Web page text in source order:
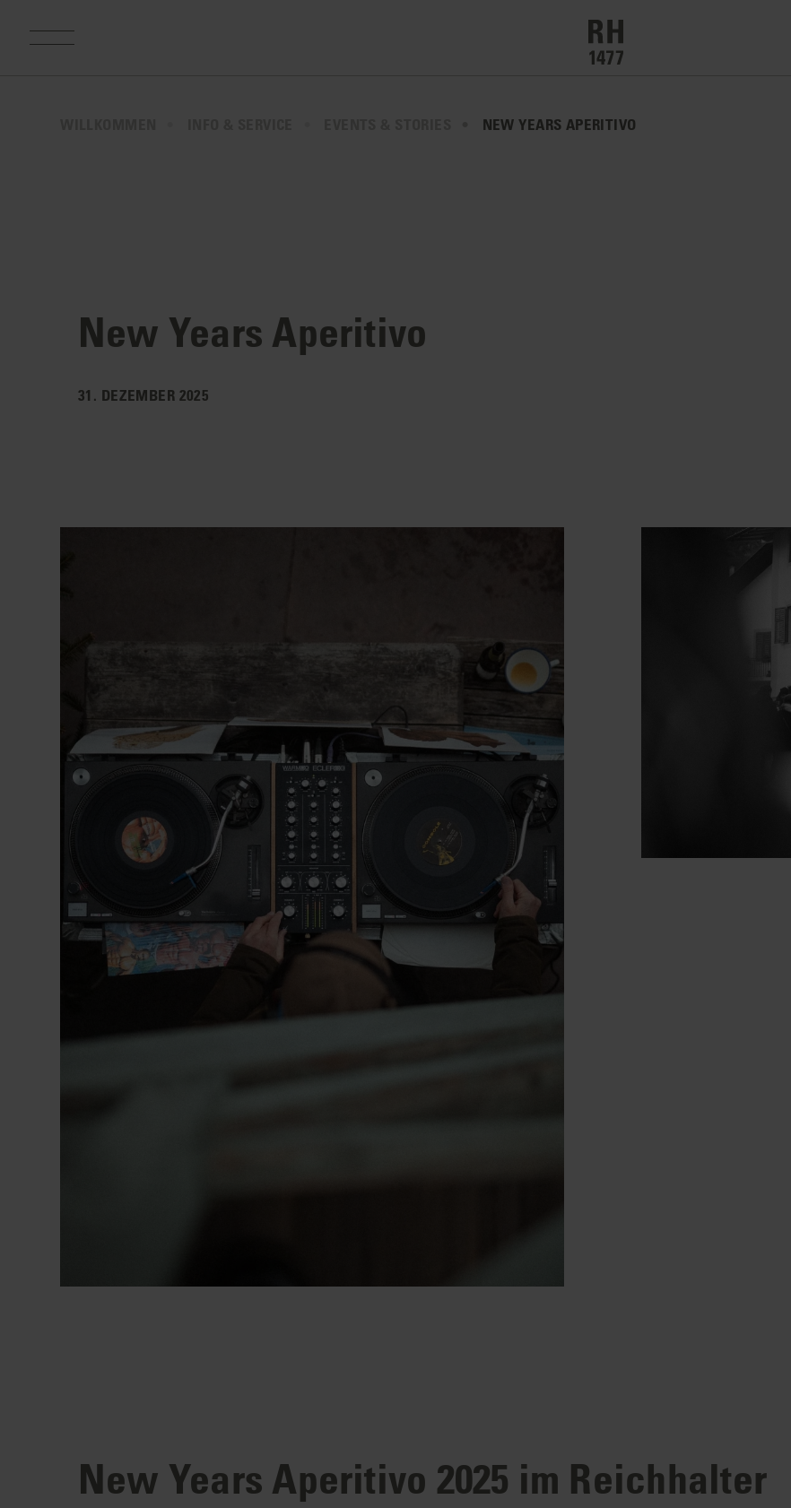
NEW YEARS APERITIVO
New Years Aperitivo
31. DEZEMBER 2025
New Years Aperitivo 2025 im Reichhalter